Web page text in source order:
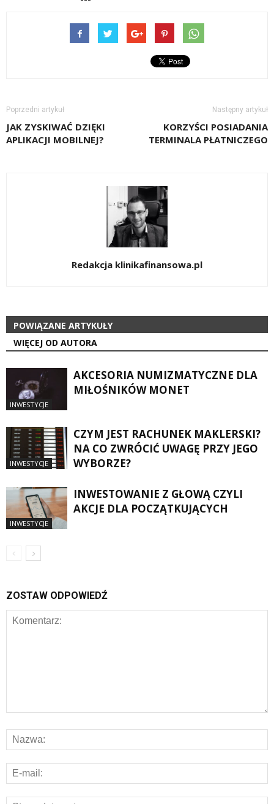
Poprzedni artykuł
JAK ZYSKIWAĆ DZIĘKI
APLIKACJI MOBILNEJ?
Następny artykuł
KORZYŚCI POSIADANIA
TERMINALA PŁATNICZEGO
Redakcja klinikafinansowa.pl
POWIĄZANE ARTYKUŁY
WIĘCEJ OD AUTORA
INWESTYCJE
AKCESORIA NUMIZMATYCZNE DLA
MIŁOŚNIKÓW MONET
INWESTYCJE
CZYM JEST RACHUNEK MAKLERSKI?
NA CO ZWRÓCIĆ UWAGĘ PRZY JEGO
WYBORZE?
INWESTYCJE
INWESTOWANIE Z GŁOWĄ CZYLI
AKCJE DLA POCZĄTKUJĄCYCH
ZOSTAW ODPOWIEDŹ